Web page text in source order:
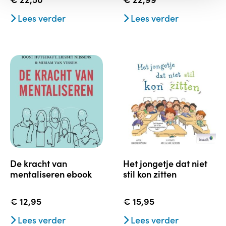
Lees verder
Lees verder
de kracht van
mentaliseren ebook
€ 12,95
Lees verder
het jongetje dat niet
stil kon zitten
€ 15,95
Lees verder